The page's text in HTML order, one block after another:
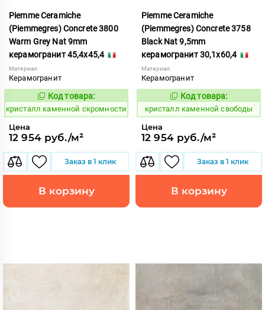
Piemme Ceramiche
(Piemmegres) Concrete 3800
Warm Grey Nat 9mm
керамогранит 45,4x45,4
Материал:
Керамогранит
817218
Код товара:
кристалл каменной скромности
Цена
12 954 руб./м²
Заказ в 1 клик
В корзину
Piemme Ceramiche
(Piemmegres) Concrete 3758
Black Nat 9,5mm
керамогранит 30,1x60,4
Материал:
Керамогранит
817210
Код товара:
кристалл каменной свободы
Цена
12 954 руб./м²
Заказ в 1 клик
В корзину